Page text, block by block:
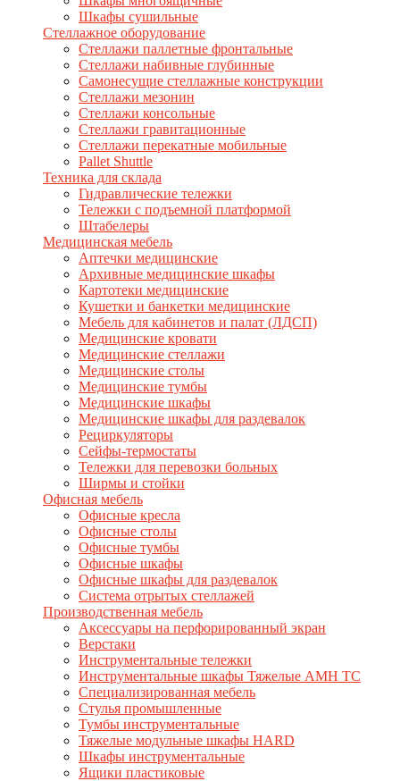
Шкафы сушильные
Стеллажное оборудование
Стеллажи паллетные фронтальные
Стеллажи набивные глубинные
Самонесущие стеллажные конструкции
Стеллажи мезонин
Стеллажи консольные
Стеллажи гравитационные
Стеллажи перекатные мобильные
Pallet Shuttle
Техника для склада
Гидравлические тележки
Тележки с подъемной платформой
Штабелеры
Медицинская мебель
Аптечки медицинские
Архивные медицинские шкафы
Картотеки медицинские
Кушетки и банкетки медицинские
Мебель для кабинетов и палат (ЛДСП)
Медицинские кровати
Медицинские стеллажи
Медицинские столы
Медицинские тумбы
Медицинские шкафы
Медицинские шкафы для раздевалок
Рециркуляторы
Сейфы-термостаты
Тележки для перевозки больных
Ширмы и стойки
Офисная мебель
Офисные кресла
Офисные столы
Офисные тумбы
Офисные шкафы
Офисные шкафы для раздевалок
Система отрытых стеллажей
Производственная мебель
Аксессуары на перфорированный экран
Верстаки
Инструментальные тележки
Инструментальные шкафы Тяжелые AMH TC
Специализированная мебель
Стулья промышленные
Тумбы инструментальные
Тяжелые модульные шкафы HARD
Шкафы инструментальные
Ящики пластиковые